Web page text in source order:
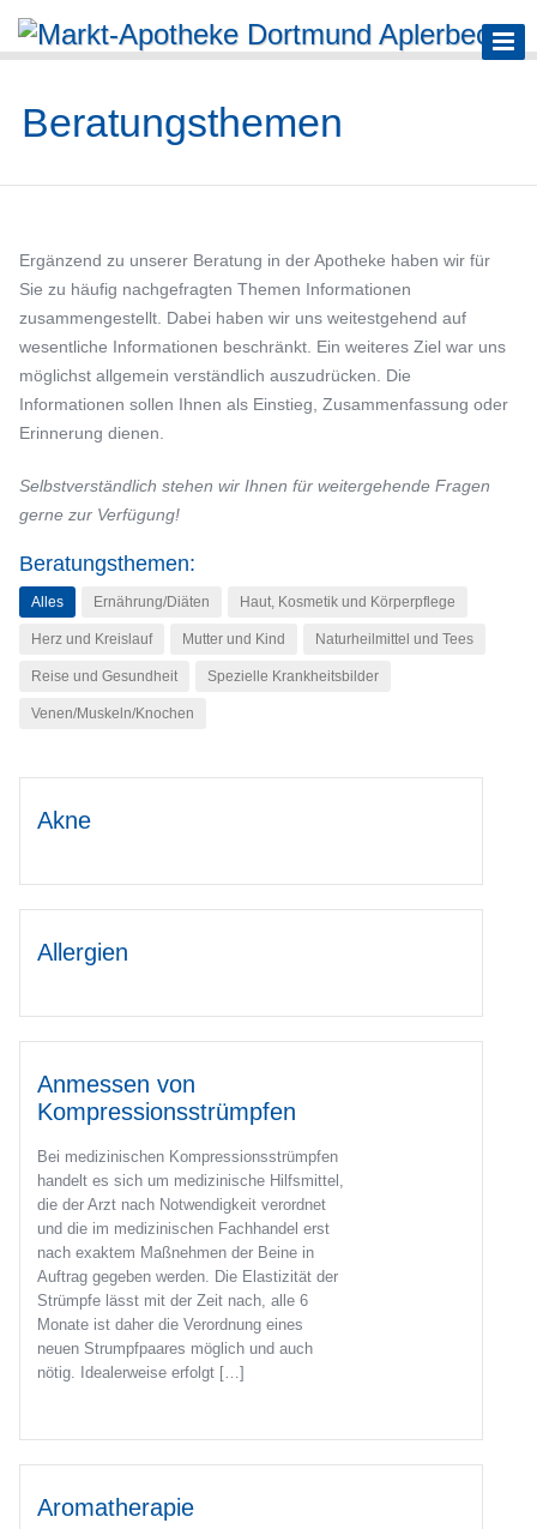
Beratungsthemen
Ergänzend zu unserer Beratung in der Apotheke haben wir für
Sie zu häufig nachgefragten Themen Informationen
zusammengestellt. Dabei haben wir uns weitestgehend auf
wesentliche Informationen beschränkt. Ein weiteres Ziel war uns
möglichst allgemein verständlich auszudrücken. Die
Informationen sollen Ihnen als Einstieg, Zusammenfassung oder
Erinnerung dienen.
Selbstverständlich stehen wir Ihnen für weitergehende Fragen
gerne zur Verfügung!
Beratungsthemen:
Alles Ernährung/Diäten Haut, Kosmetik und Körperpflege
Herz und Kreislauf Mutter und Kind Naturheilmittel und Tees
Reise und Gesundheit Spezielle Krankheitsbilder
Venen/Muskeln/Knochen
Akne
Allergien
Anmessen von
Kompressionsstrümpfen
Bei medizinischen Kompressionsstrümpfen
handelt es sich um medizinische Hilfsmittel,
die der Arzt nach Notwendigkeit verordnet
und die im medizinischen Fachhandel erst
nach exaktem Maßnehmen der Beine in
Auftrag gegeben werden. Die Elastizität der
Strümpfe lässt mit der Zeit nach, alle 6
Monate ist daher die Verordnung eines
neuen Strumpfpaares möglich und auch
nötig. Idealerweise erfolgt […]
Aromatherapie